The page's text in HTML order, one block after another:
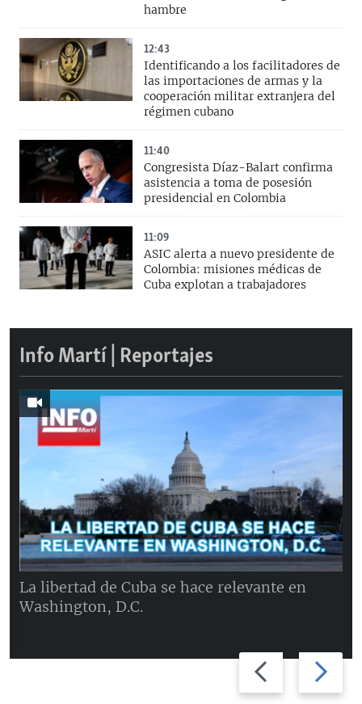
hambre
12:43
Identificando a los facilitadores de
las importaciones de armas y la
cooperación militar extranjera del
régimen cubano
11:40
Congresista Díaz-Balart confirma
asistencia a toma de posesión
presidencial en Colombia
11:09
ASIC alerta a nuevo presidente de
Colombia: misiones médicas de
Cuba explotan a trabajadores
Info Martí | Reportajes
Previous
slide
Next
slide
La libertad de Cuba se hace relevante en
Washington, D.C.